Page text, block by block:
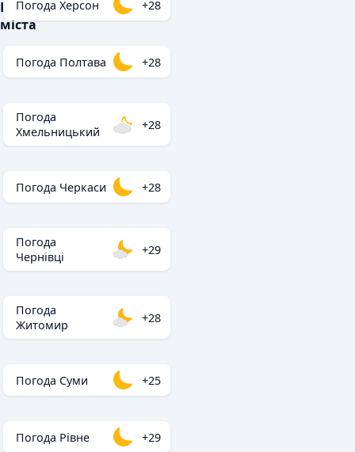
Популярні
міста
Погода Херсон +28
Погода Полтава +28
Погода
Хмельницький
+28
Погода Черкаси +28
Погода
Чернівці
+29
Погода
Житомир
+28
Погода Суми +25
Погода Рівне +29